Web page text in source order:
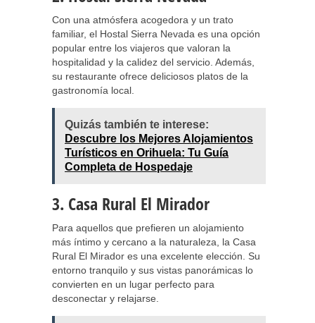
Con una atmósfera acogedora y un trato
familiar, el Hostal Sierra Nevada es una opción
popular entre los viajeros que valoran la
hospitalidad y la calidez del servicio. Además,
su restaurante ofrece deliciosos platos de la
gastronomía local.
Quizás también te interese:
Descubre los Mejores Alojamientos
Turísticos en Orihuela: Tu Guía
Completa de Hospedaje
3. Casa Rural El Mirador
Para aquellos que prefieren un alojamiento
más íntimo y cercano a la naturaleza, la Casa
Rural El Mirador es una excelente elección. Su
entorno tranquilo y sus vistas panorámicas lo
convierten en un lugar perfecto para
desconectar y relajarse.